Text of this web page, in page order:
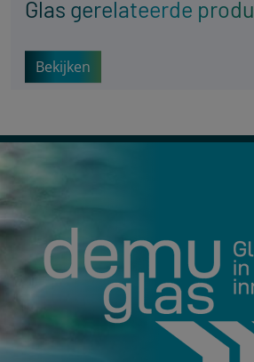
Glas gerelateerde
Bekijken